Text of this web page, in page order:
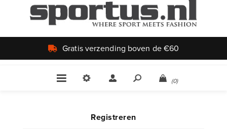
Gratis verzending boven de €60
(0)
Registreren